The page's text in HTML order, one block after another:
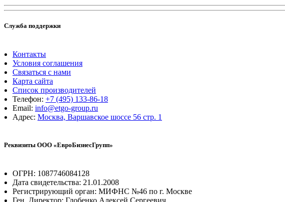
Служба поддержки
Контакты
Условия соглашения
Связаться с нами
Карта сайта
Список производителей
Телефон: +7 (495) 133-86-18
Email: info@etgo-group.ru
Адрес: Москва, Варшавское шоссе 56 стр. 1
Реквизиты ООО «ЕвроБизнесГрупп»
ОГРН: 1087746084128
Дата свидетельства: 21.01.2008
Регистрирующий орган: МИФНС №46 по г. Москве